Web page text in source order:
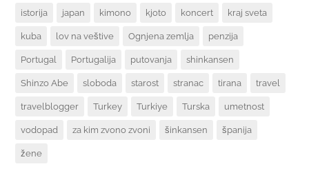
istorija japan kimono kjoto koncert kraj sveta
kuba lov na veštive Ognjena zemlja penzija
Portugal Portugalija putovanja shinkansen
Shinzo Abe sloboda starost stranac tirana travel
travelblogger Turkey Turkiye Turska umetnost
vodopad za kim zvono zvoni šinkansen španija
žene